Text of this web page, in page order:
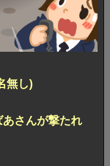
無し)
さんが撃たれ